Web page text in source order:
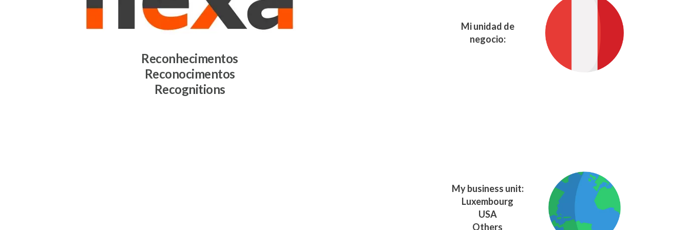
Reconhecimentos
Reconocimentos
Recognitions
Mi unidad de
negocio:
My business unit:
Luxembourg
USA
Others